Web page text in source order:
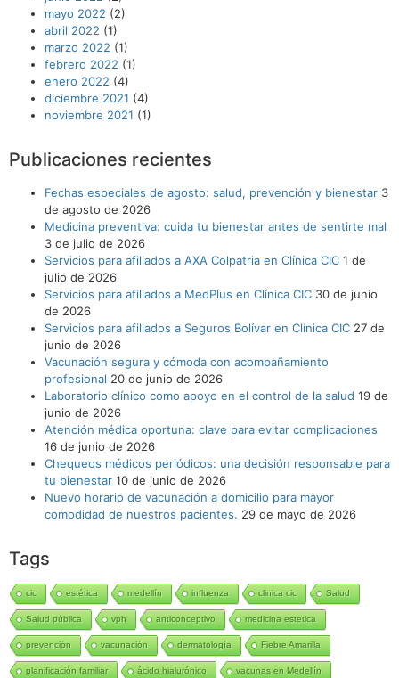
mayo 2022 (2)
abril 2022 (1)
marzo 2022 (1)
febrero 2022 (1)
enero 2022 (4)
diciembre 2021 (4)
noviembre 2021 (1)
Publicaciones recientes
Fechas especiales de agosto: salud, prevención y bienestar 3
de agosto de 2026
Medicina preventiva: cuida tu bienestar antes de sentirte mal
3 de julio de 2026
Servicios para afiliados a AXA Colpatria en Clínica CIC 1 de
julio de 2026
Servicios para afiliados a MedPlus en Clínica CIC 30 de junio
de 2026
Servicios para afiliados a Seguros Bolívar en Clínica CIC 27 de
junio de 2026
Vacunación segura y cómoda con acompañamiento
profesional 20 de junio de 2026
Laboratorio clínico como apoyo en el control de la salud 19 de
junio de 2026
Atención médica oportuna: clave para evitar complicaciones
16 de junio de 2026
Chequeos médicos periódicos: una decisión responsable para
tu bienestar 10 de junio de 2026
Nuevo horario de vacunación a domicilio para mayor
comodidad de nuestros pacientes. 29 de mayo de 2026
Tags
cic estética medellín influenza clinica cic Salud
Salud pública vph anticonceptivo medicina estetica
prevención vacunación dermatología Fiebre Amarilla
planificación familiar ácido hialurónico vacunas en Medellín